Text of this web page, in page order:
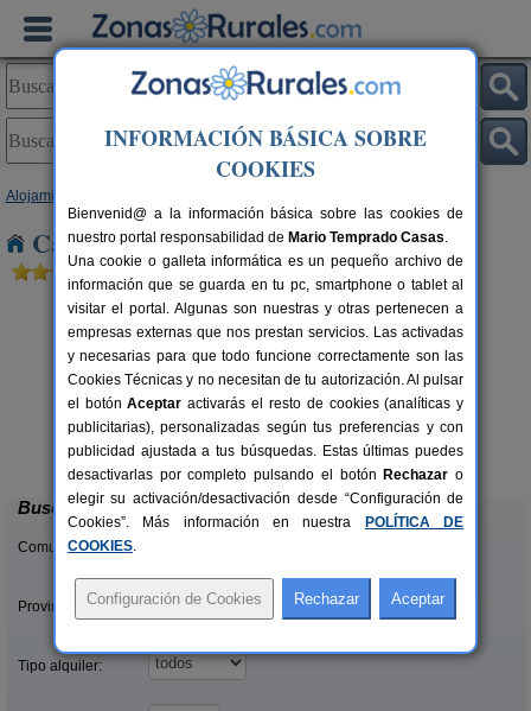
Alojamientos
Casas Rurales cerca de San Prudentzio
16+3 pers.
desde25 €
Abeta Zaharra
Getaria (Guipúzcoa)
Buscar
Comunidades:
Provincias/Islas:
Tipo alquiler:
INFORMACIÓN BÁSICA SOBRE
COOKIES
Bienvenid@ a la información básica sobre las cookies de
nuestro portal responsabilidad de Mario Temprado Casas.
Una cookie o galleta informática es un pequeño archivo de
información que se guarda en tu pc, smartphone o tablet al
visitar el portal. Algunas son nuestras y otras pertenecen a
empresas externas que nos prestan servicios. Las activadas
y necesarias para que todo funcione correctamente son las
Cookies Técnicas y no necesitan de tu autorización. Al pulsar
el botónAceptar activarás el resto de cookies (analíticas y
publicitarias), personalizadas según tus preferencias y con
publicidad ajustada a tus búsquedas. Estas últimas puedes
desactivarlas por completo pulsando el botón Rechazar o
elegir su activación/desactivación desde “Configuración de
Cookies”. Más información en nuestra
POLÍTICA DE
COOKIES.